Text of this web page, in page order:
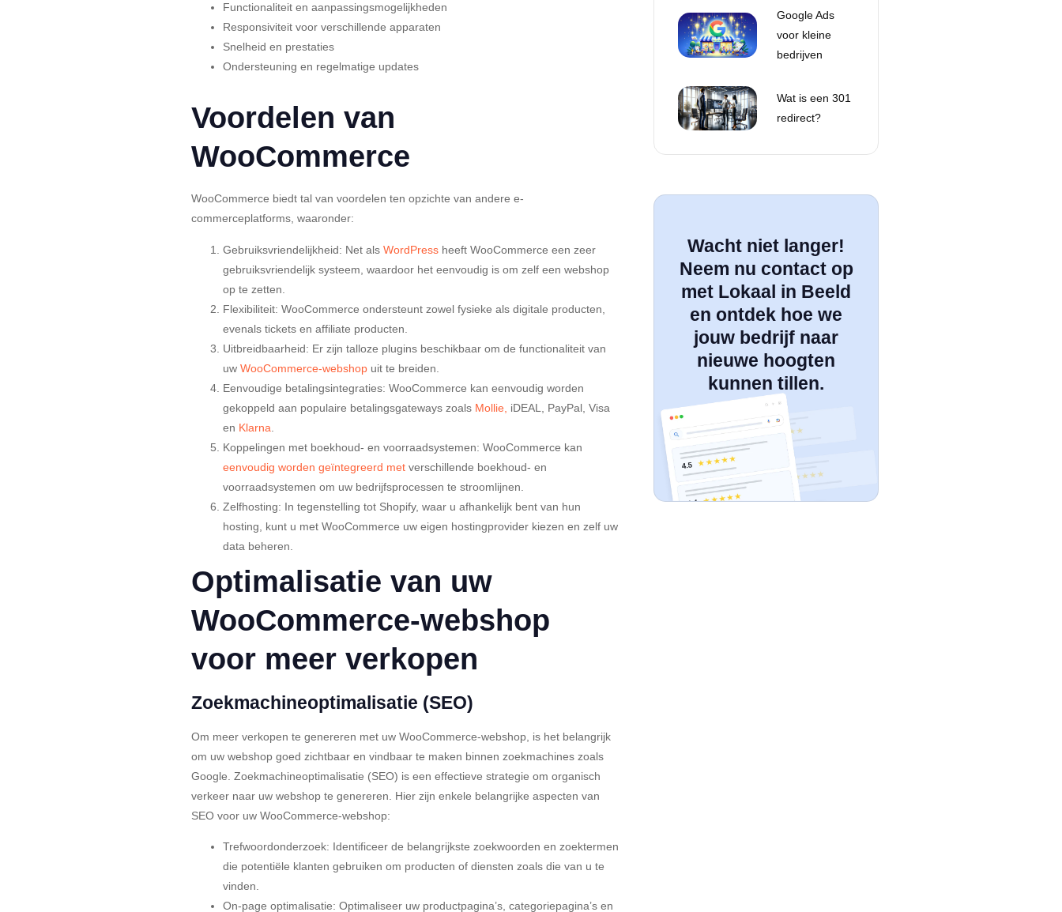
Functionaliteit en aanpassingsmogelijkheden
Responsiviteit voor verschillende apparaten
Snelheid en prestaties
Ondersteuning en regelmatige updates
Voordelen van
WooCommerce
WooCommerce biedt tal van voordelen ten opzichte van andere e-
commerceplatforms, waaronder:
Gebruiksvriendelijkheid: Net als WordPress heeft WooCommerce een zeer
gebruiksvriendelijk systeem, waardoor het eenvoudig is om zelf een webshop
op te zetten.
Flexibiliteit: WooCommerce ondersteunt zowel fysieke als digitale producten,
evenals tickets en affiliate producten.
Uitbreidbaarheid: Er zijn talloze plugins beschikbaar om de functionaliteit van
uw WooCommerce-webshop uit te breiden.
Eenvoudige betalingsintegraties: WooCommerce kan eenvoudig worden
gekoppeld aan populaire betalingsgateways zoals Mollie, iDEAL, PayPal, Visa
en Klarna
Koppelingen met boekhoud- en voorraadsystemen: WooCommerce kan
eenvoudig worden geïntegreerd met verschillende boekhoud- en
voorraadsystemen om uw bedrijfsprocessen te stroomlijnen.
Zelfhosting: In tegenstelling tot Shopify, waar u afhankelijk bent van hun
hosting, kunt u met WooCommerce uw eigen hostingprovider kiezen en zelf uw
data beheren.
Optimalisatie van uw
WooCommerce-webshop
voor meer verkopen
Zoekmachineoptimalisatie (SEO)
Om meer verkopen te genereren met uw WooCommerce-webshop, is het belangrijk
om uw webshop goed zichtbaar en vindbaar te maken binnen zoekmachines zoals
Google. Zoekmachineoptimalisatie (SEO) is een effectieve strategie om organisch
verkeer naar uw webshop te genereren. Hier zijn enkele belangrijke aspecten van
SEO voor uw WooCommerce-webshop:
Trefwoordonderzoek: Identificeer de belangrijkste zoekwoorden en zoektermen
die potentiële klanten gebruiken om producten of diensten zoals die van u te
vinden.
On-page optimalisatie: Optimaliseer uw productpagina’s, categoriepagina’s en
Google Ads
voor kleine
bedrijven
Wat is een 301
redirect?
Wacht niet langer!
Neem nu contact op
met Lokaal in Beeld
en ontdek hoe we
jouw bedrijf naar
nieuwe hoogten
kunnen tillen.